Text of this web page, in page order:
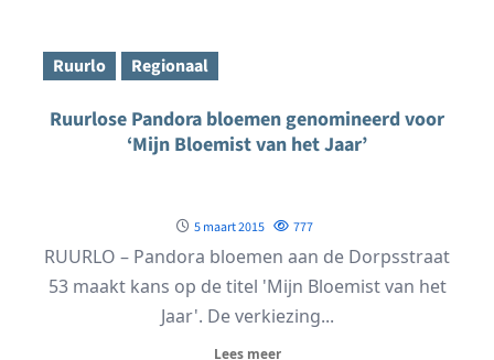
Ruurlo Regionaal
Ruurlose Pandora bloemen genomineerd voor
‘Mijn Bloemist van het Jaar’
5 maart 2015 777
RUURLO – Pandora bloemen aan de Dorpsstraat
53 maakt kans op de titel 'Mijn Bloemist van het
Jaar'. De verkiezing...
Lees meer